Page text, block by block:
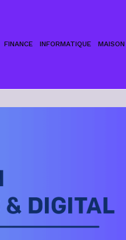
FINANCE INFORMATIQUE MAISON